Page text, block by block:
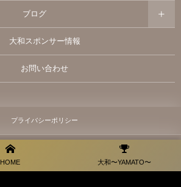
HOME 大和〜YAMATO〜
ブログ
大和スポンサー情報
お問い合わせ
プライバシーポリシー